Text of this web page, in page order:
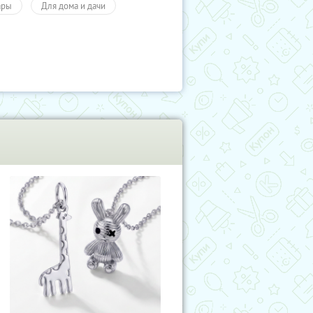
Для дома и дачи